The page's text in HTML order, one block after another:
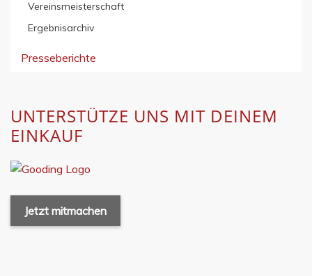
Vereinsmeisterschaft
Ergebnisarchiv
Presseberichte
UNTERSTÜTZE UNS MIT DEINEM
EINKAUF
Jetzt mitmachen